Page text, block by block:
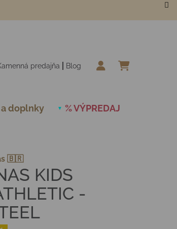
predajňa Blog
doplnky % VÝPREDAJ
KIDS
-
🇧🇷